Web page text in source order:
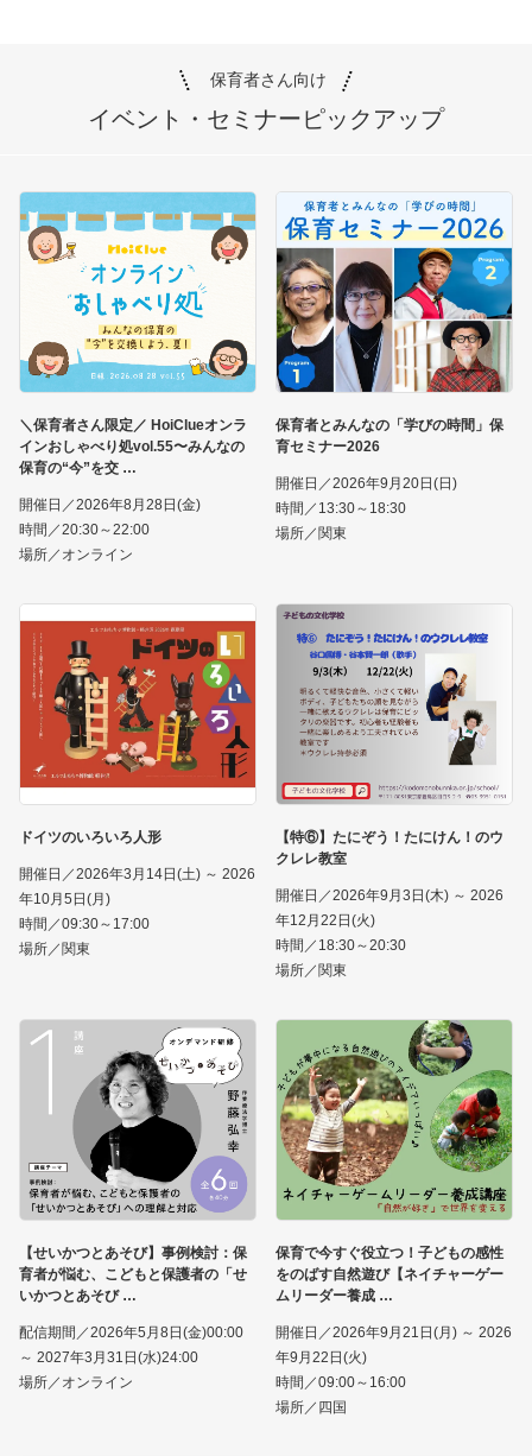
保育者さん向け
イベント・セミナーピックアップ
＼保育者さん限定／ HoiClueオンラ
インおしゃべり処vol.55〜みんなの
保育の“今”を交
開催日／2026年8月28日(金)
時間／20:30～22:00
場所／オンライン
保育者とみんなの「学びの時間」保
育セミナー2026
開催日／2026年9月20日(日)
時間／13:30～18:30
場所／関東
ドイツのいろいろ人形
開催日／2026年3月14日(土) ～ 2026
年10月5日(月)
時間／09:30～17:00
場所／関東
【特⑥】たにぞう！たにけん！のウ
クレレ教室
開催日／2026年9月3日(木) ～ 2026
年12月22日(火)
時間／18:30～20:30
場所／関東
【せいかつとあそび】事例検討：保
育者が悩む、こどもと保護者の「せ
いかつとあそび
配信期間／2026年5月8日(金)00:00
～ 2027年3月31日(水)24:00
場所／オンライン
保育で今すぐ役立つ！子どもの感性
をのばす自然遊び【ネイチャーゲー
ムリーダー養成
開催日／2026年9月21日(月) ～ 2026
年9月22日(火)
時間／09:00～16:00
場所／四国